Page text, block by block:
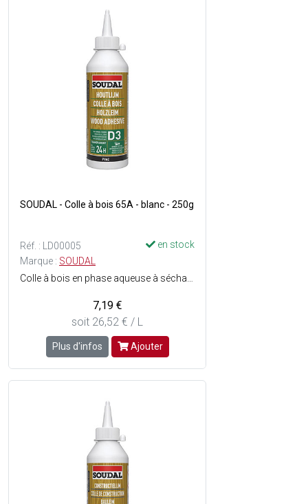
SOUDAL - Colle à bois 65A - blanc - 250g
Réf. : LD00005
en stock
Marque : SOUDAL
7,19 €
soit 26,52 € / L
Plus d'infos Ajouter